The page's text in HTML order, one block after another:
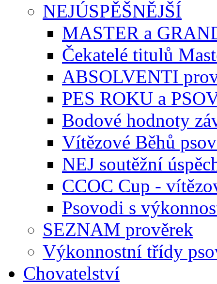
NEJÚSPĚŠNĚJŠÍ
MASTER a
Čekatelé titulů
ABSOLVENTI
PES ROKU a
Bodové hodnoty
Vítězové Běhů
NEJ soutěžní
CCOC Cup -
Psovodi s
SEZNAM prověrek
Výkonnostní třídy
Chovatelství